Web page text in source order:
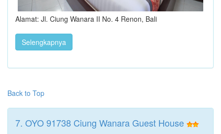
Alamat: Jl. Ciung Wanara II No. 4 Renon, Bali
Selengkapnya
Back to Top
7. OYO 91738 Ciung Wanara Guest House